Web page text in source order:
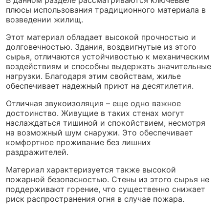
плюсы использования традиционного материала в
возведении жилищ.
Этот материал обладает высокой прочностью и
долговечностью. Здания, воздвигнутые из этого
сырья, отличаются устойчивостью к механическим
воздействиям и способны выдержать значительные
нагрузки. Благодаря этим свойствам, жилье
обеспечивает надежный приют на десятилетия.
Отличная звукоизоляция – еще одно важное
достоинство. Живущие в таких стенах могут
наслаждаться тишиной и спокойствием, несмотря
на возможный шум снаружи. Это обеспечивает
комфортное проживание без лишних
раздражителей.
Материал характеризуется также высокой
пожарной безопасностью. Стены из этого сырья не
поддерживают горение, что существенно снижает
риск распространения огня в случае пожара.